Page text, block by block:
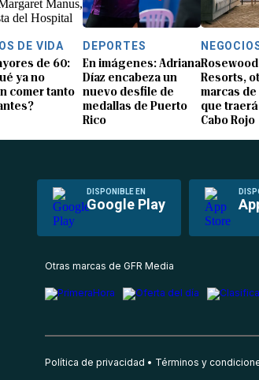
DE VIDA
de 60:
ya no
comer tanto
DEPORTES
En imágenes: Adriana
Díaz encabeza un
nuevo desfile de
medallas de Puerto
Rico
Resorts,
marcas
que
Cabo Rojo
DISPONIBLE EN
Google Play
Otras marcas de GFR Media
Política de privacidad Términos y